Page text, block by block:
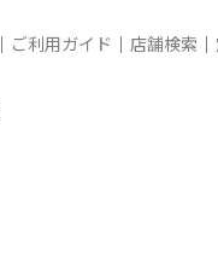
ご利用ガイド 店舗検索